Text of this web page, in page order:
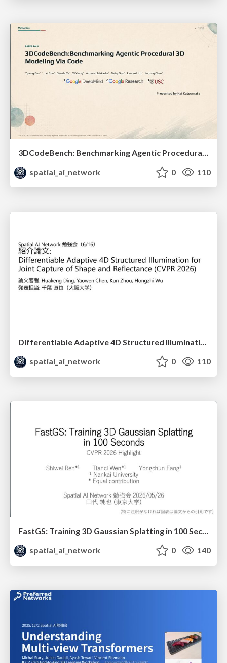
3DCodeBench: Benchmarking Agentic Procedural 3D Modeling Via Code
spatial_ai_network
0 110
Differentiable Adaptive 4D Structured Illumination for Joint Capture of Shape and Reflectance
spatial_ai_network
0 110
FastGS: Training 3D Gaussian Splatting in 100 Seconds (CVPR2026 Highlight)
spatial_ai_network
0 140